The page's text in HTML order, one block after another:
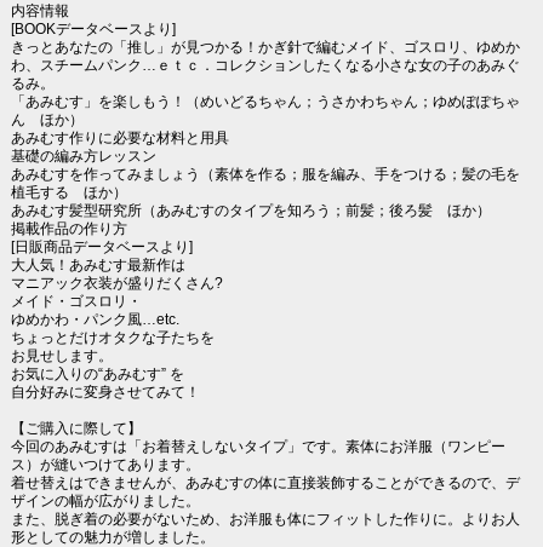
内容情報
[BOOKデータベースより]
きっとあなたの「推し」が見つかる！かぎ針で編むメイド、ゴスロリ、ゆめか
わ、スチームパンク…ｅｔｃ．コレクションしたくなる小さな女の子のあみぐ
るみ。
「あみむす」を楽しもう！（めいどるちゃん；うさかわちゃん；ゆめぽぽちゃ
ん ほか）
あみむす作りに必要な材料と用具
基礎の編み方レッスン
あみむすを作ってみましょう（素体を作る；服を編み、手をつける；髪の毛を
植毛する ほか）
あみむす髪型研究所（あみむすのタイプを知ろう；前髪；後ろ髪 ほか）
掲載作品の作り方
[日販商品データベースより]
大人気！あみむす最新作は
マニアック衣装が盛りだくさん?
メイド・ゴスロリ・
ゆめかわ・パンク風…etc.
ちょっとだけオタクな子たちを
お見せします。
お気に入りの“あみむす” を
自分好みに変身させてみて！
【ご購入に際して】
今回のあみむすは「お着替えしないタイプ」です。素体にお洋服（ワンピー
ス）が縫いつけてあります。
着せ替えはできませんが、あみむすの体に直接装飾することができるので、デ
ザインの幅が広がりました。
また、脱ぎ着の必要がないため、お洋服も体にフィットした作りに。よりお人
形としての魅力が増しました。